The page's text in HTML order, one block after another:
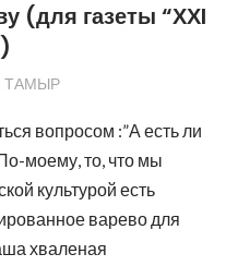
(для газеты “ХХI
ТАМЫР
вопросом :”А есть ли
моему, то, что мы
культурой есть
варево для
хваленая